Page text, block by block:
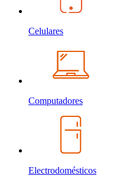
Celulares
Computadores
Electrodomésticos